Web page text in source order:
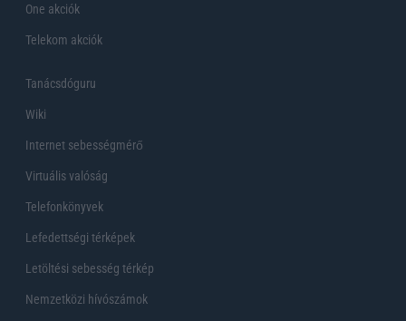
One akciók
Telekom akciók
Tanácsdóguru
Wiki
Internet sebességmérő
Virtuális valóság
Telefonkönyvek
Lefedettségi térképek
Letöltési sebesség térkép
Nemzetközi hívószámok